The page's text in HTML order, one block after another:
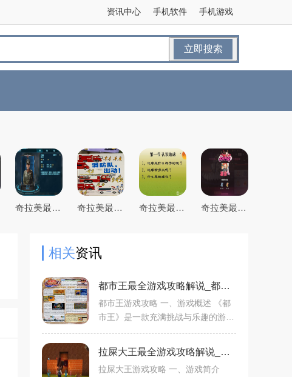
手机游戏
手机软件
资讯中心
立即搜索
奇拉美最全游戏攻略解说_奇拉美最新游戏技巧通关 奇拉美最全游戏攻略解说_奇拉美最新游戏技巧通关 奇拉美最全游戏攻略解说_奇拉美最新游戏技巧通关 奇拉美最全游戏攻略解说_奇拉美最新游戏技巧通关
相关资讯
都市王最全游戏攻略解说_都市王最新游戏技巧通关
都市王游戏攻略 一、游戏概述 《都
市王》是一款充满挑战与乐趣的游
各种独特的角色和强大的敌人进行战
斗与互动，体验丰富的剧情和多样化
拉屎大王最全游戏攻略解说_拉屎大王最新游戏技巧通关
拉屎大王游戏攻略 一、游戏简介